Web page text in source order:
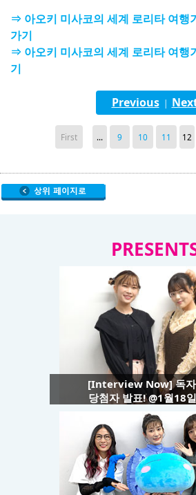
⇒ 아오키 미사코의 세계 로리타 여행
가기
⇒ 아오키 미사코의 세계 로리타 여행
기
Previous|
First ... 9 10 11 12
[Interview Now] 독자
당첨자 발표! @1월18